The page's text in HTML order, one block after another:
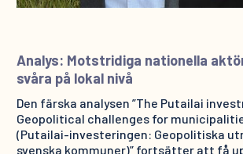
Analys: Motstridiga nationella
svåra på lokal nivå
Den färska analysen ”The Putailai
Geopolitical challenges for
(Putailai-investeringen: Geopolitiska
svenska kommuner)” fortsätter att få